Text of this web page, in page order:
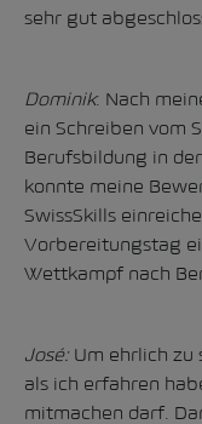
sehr gut
Dominik: Nach
ein Schreiben vom
Berufsbildung in
konnte meine
SwissSkills
Vorbereitungstag
Wettkampf nach
José: Um ehrlich zu
als ich erfahren
mitmachen darf.